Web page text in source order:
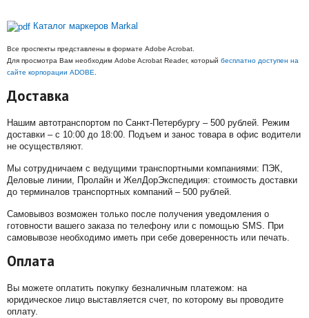
Каталог маркеров Markal
Все проспекты представлены в формате Adobe Acrobat.
Для просмотра Вам необходим Adobe Acrobat Reader, который бесплатно доступен на
сайте корпорации ADOBE.
Доставка
Нашим автотранспортом по Санкт-Петербургу – 500 рублей. Режим
доставки – с 10:00 до 18:00. Подъем и занос товара в офис водители
не осуществляют.
Мы сотрудничаем с ведущими транспортными компаниями: ПЭК,
Деловые линии, Пролайн и ЖелДорЭкспедиция: стоимость доставки
до терминалов транспортных компаний – 500 рублей.
Самовывоз возможен только после получения уведомления о
готовности вашего заказа по телефону или с помощью SMS. При
самовывозе необходимо иметь при себе доверенность или печать.
Оплата
Вы можете оплатить покупку безналичным платежом: на
юридическое лицо выставляется счет, по которому вы проводите
оплату.